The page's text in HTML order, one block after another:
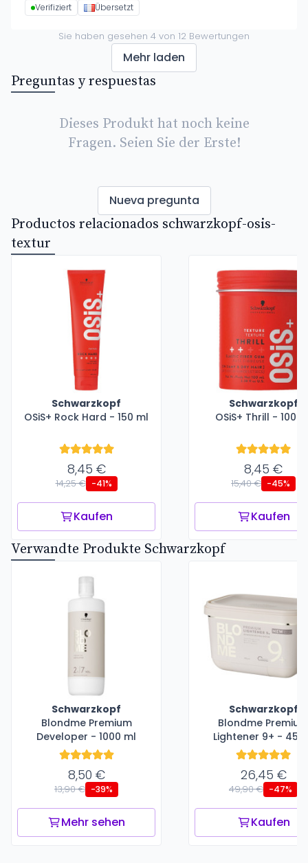
Verifiziert Übersetzt
Sie haben gesehen 4 von 12 Bewertungen
Mehr laden
Preguntas y respuestas
Dieses Produkt hat noch keine
Fragen. Seien Sie der Erste!
Nueva pregunta
Productos relacionados schwarzkopf-osis-
textur
Schwarzkopf
OSiS+ Rock Hard - 150 ml
8,45 €
14,25 € -41%
Kaufen
Schwarzkopf
OSiS+ Thrill - 100
8,45 €
15,40 € -45%
Kaufen
Verwandte Produkte Schwarzkopf
Schwarzkopf
Blondme Premium
Developer - 1000 ml
8,50 €
13,90 € -39%
Mehr sehen
Schwarzkopf
Blondme
Lightener 9+ - 450
26,45 €
49,90 € -47%
Kaufen